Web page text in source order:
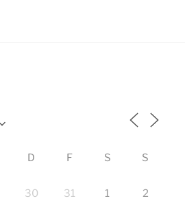
D F S S
30 31 1 2